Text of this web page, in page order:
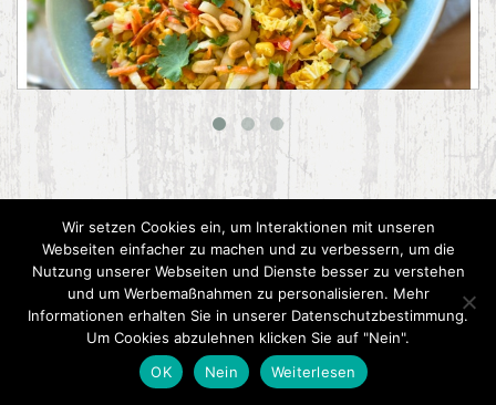
Asiatischer Chinakohl-Salat
Wir setzen Cookies ein, um Interaktionen mit unseren
Webseiten einfacher zu machen und zu verbessern, um die
Nutzung unserer Webseiten und Dienste besser zu verstehen
und um Werbemaßnahmen zu personalisieren. Mehr
Informationen erhalten Sie in unserer Datenschutzbestimmung.
Um Cookies abzulehnen klicken Sie auf "Nein".
OK
Nein Weiterlesen